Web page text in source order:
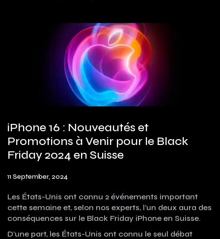
iPhone 16 : Nouveautés et
Promotions à Venir pour le Black
Friday 2024 en Suisse
11 September, 2024
Les États-Unis ont connu 2 événements important
cette semaine et, selon nos experts, l’un deux aura des
conséquences sur le Black Friday iPhone en Suisse.
D'une part, les États-Unis ont connu le seul débat